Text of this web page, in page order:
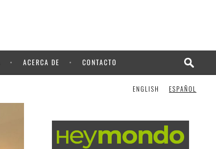
ACERCA DE CONTACTO
ENGLISH ESPAÑOL